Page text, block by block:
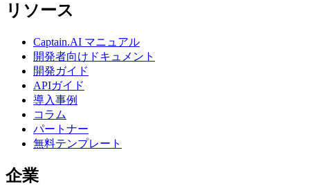
リソース
Captain.AI マニュアル
開発者向けドキュメント
開発ガイド
APIガイド
導入事例
コラム
パートナー
無料テンプレート
企業